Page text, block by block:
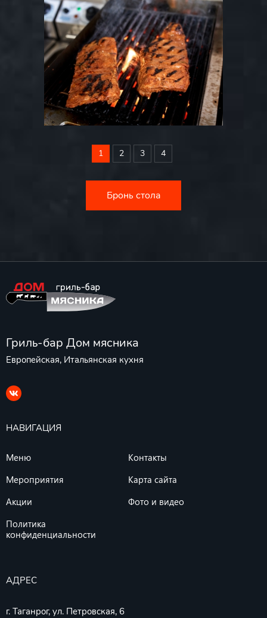
1 2 3 4
Бронь стола
Гриль-бар Дом мясника
Европейская, Итальянская кухня
НАВИГАЦИЯ
Меню
Контакты
Мероприятия
Карта сайта
Акции
Фото и видео
Политика
конфиденциальности
АДРЕС
г. Таганрог, ул. Петровская, 6